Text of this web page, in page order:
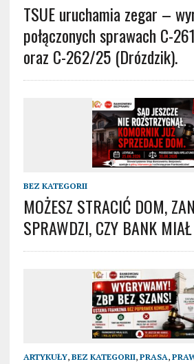
TSUE uruchamia zegar –
połączonych sprawach C-
oraz C-262/25 (Drózdzik).
BEZ KATEGORII
MOŻESZ STRACIĆ DOM,
SPRAWDZI, CZY BANK
ARTYKUŁY, BEZ KATEGORII, PRASA,